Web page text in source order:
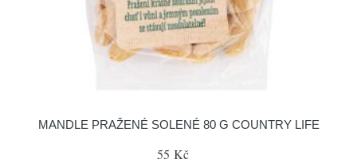
MANDLE PRAŽENÉ SOLENÉ 80 G COUNTRY LIFE
55 Kč